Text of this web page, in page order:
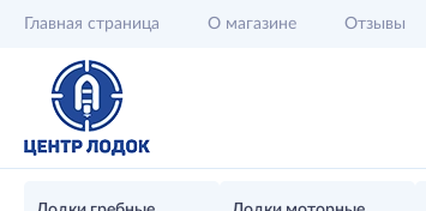
Главная страница О магазине Отзывы